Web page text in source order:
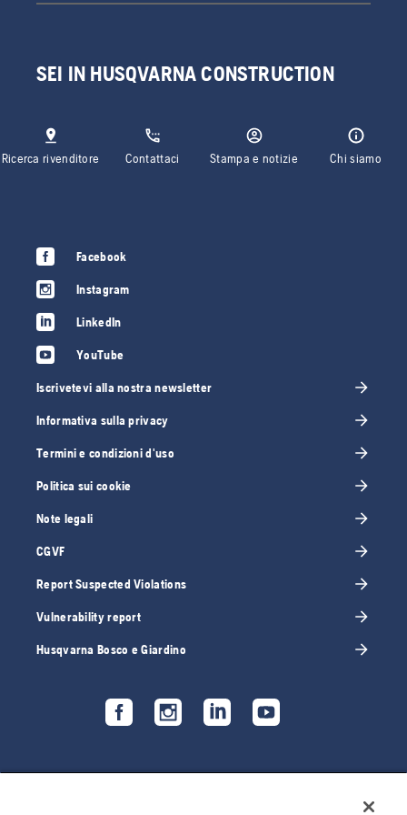
SEI IN HUSQVARNA CONSTRUCTION
Ricerca rivenditore Contattaci Stampa e notizie Chi siamo
Facebook
Instagram
LinkedIn
YouTube
Iscrivetevi alla nostra newsletter
Informativa sulla privacy
Termini e condizioni d'uso
Politica sui cookie
Note legali
CGVF
Report Suspected Violations
Vulnerability report
Husqvarna Bosco e Giardino